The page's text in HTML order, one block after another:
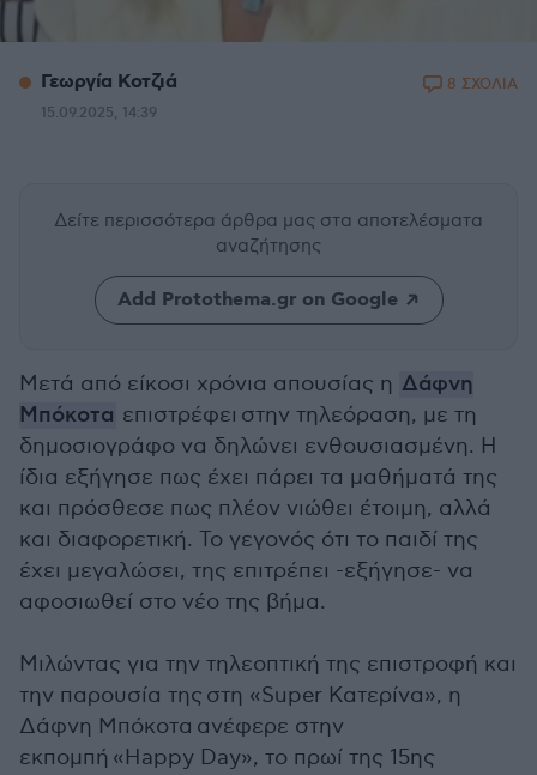
Γεωργία Κοτζιά
15.09.2025, 14:39
8 ΣΧΟΛΙΑ
Δείτε περισσότερα άρθρα μας στα αποτελέσματα
αναζήτησης
Add Protothema.gr on Google
Μετά από είκοσι χρόνια απουσίας η Δάφνη
Μπόκοτα επιστρέφει στην τηλεόραση, με τη
δημοσιογράφο να δηλώνει ενθουσιασμένη. Η
ίδια εξήγησε πως έχει πάρει τα μαθήματά της
και πρόσθεσε πως πλέον νιώθει έτοιμη, αλλά
και διαφορετική. Το γεγονός ότι το παιδί της
έχει μεγαλώσει, της επιτρέπει -εξήγησε- να
αφοσιωθεί στο νέο της βήμα.
Μιλώντας για την τηλεοπτική της επιστροφή και
την παρουσία της στη «Super Κατερίνα», η
Δάφνη Μπόκοτα ανέφερε στην
εκπομπή «Happy Day», το πρωί της 15ης